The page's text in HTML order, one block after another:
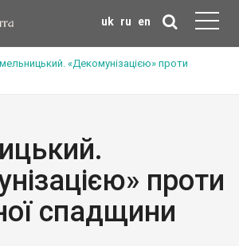
uk ru en
«Декомунізацією» проти
проти
спадщини